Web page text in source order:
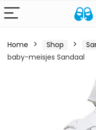
Home Shop
baby-meisjes Sandaal